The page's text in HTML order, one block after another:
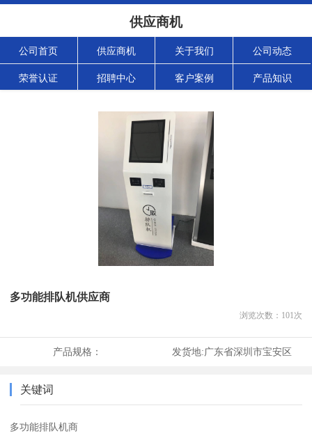
供应商机
公司首页 供应商机 关于我们 公司动态
荣誉认证 招聘中心 客户案例 产品知识
多功能排队机供应商
浏览次数： 101次
产品规格： 发货地:广东省深圳市宝安区
关键词
多功能排队机商